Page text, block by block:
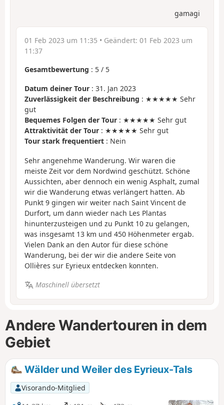
gamagi
01 Feb 2023 um 11:35 • Geändert: 01 Feb 2023 um
11:37
Gesamtbewertung : 5 / 5
Datum deiner Tour : 31. Jan 2023
Zuverlässigkeit der Beschreibung : ★★★★★ Sehr
gut
Bequemes Folgen der Tour : ★★★★★ Sehr gut
Attraktivität der Tour : ★★★★★ Sehr gut
Tour stark frequentiert : Nein
Sehr angenehme Wanderung. Wir waren die
meiste Zeit vor dem Nordwind geschützt. Schöne
Aussichten, aber dennoch ein wenig Asphalt, zumal
wir die Wanderung etwas verlängert hatten. Ab
Punkt 9 gingen wir weiter nach Saint Vincent de
Durfort, um dann wieder nach Les Plantas
hinunterzusteigen und zu Punkt 10 zu gelangen,
was insgesamt 13 km und 450 Höhenmeter ergab.
Vielen Dank an den Autor für diese schöne
Wanderung, bei der wir die andere Seite von
Ollières sur Eyrieux entdecken konnten.
Maschinell übersetzt
Andere Wandertouren in dem
Gebiet
Wälder und Weiler des Eyrieux-Tals
Visorando-Mitglied